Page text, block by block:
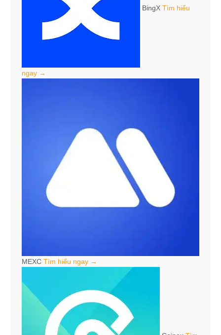
BingX Tìm hiểu
ngay →
MEXC Tìm hiểu ngay →